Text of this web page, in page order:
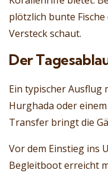
plötzlich bunte
Versteck schaut.
Der
Ein typischer Ausflug
Hurghada oder
Transfer bringt die
Vor dem Einstieg ins
Begleitboot erreicht